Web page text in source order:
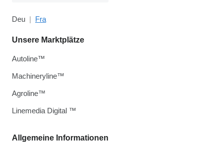
Deu Fra
Allgemeine Informationen
Unsere Marktplätze
Autoline™
Machineryline™
Agroline™
Linemedia Digital ™